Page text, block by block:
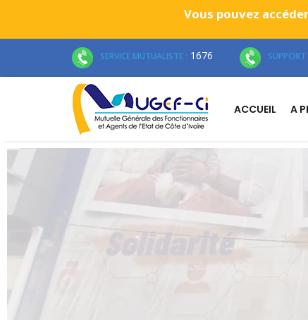
Vous pouvez
SERVICE MUTUALISTE : 1676 SUPPORT
ACCUEIL A